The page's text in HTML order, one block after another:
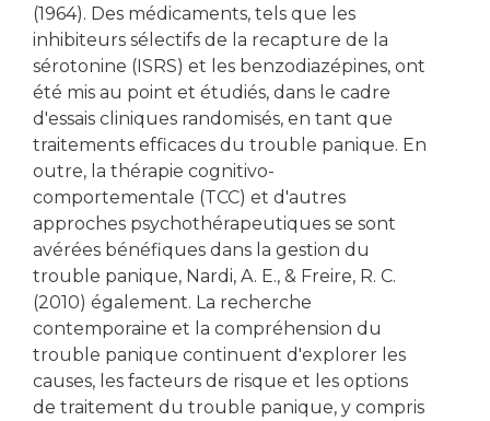
(1964). Des médicaments, tels que les
inhibiteurs sélectifs de la recapture de la
sérotonine (ISRS) et les benzodiazépines, ont
été mis au point et étudiés, dans le cadre
d'essais cliniques randomisés, en tant que
traitements efficaces du trouble panique. En
outre, la thérapie cognitivo-
comportementale (TCC) et d'autres
approches psychothérapeutiques se sont
avérées bénéfiques dans la gestion du
trouble panique, Nardi, A. E., & Freire, R. C.
(2010) également. La recherche
contemporaine et la compréhension du
trouble panique continuent d'explorer les
causes, les facteurs de risque et les options
de traitement du trouble panique, y compris